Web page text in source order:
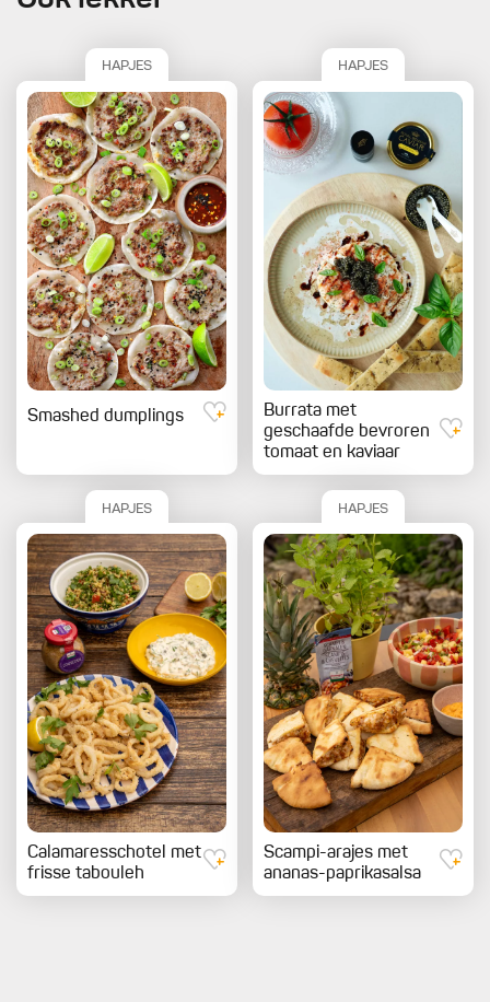
HAPJES
Smashed dumplings
HAPJES
Burrata met
geschaafde bevroren
tomaat en kaviaar
HAPJES
Calamaresschotel met
frisse tabouleh
HAPJES
Scampi-arajes met
ananas-paprikasalsa